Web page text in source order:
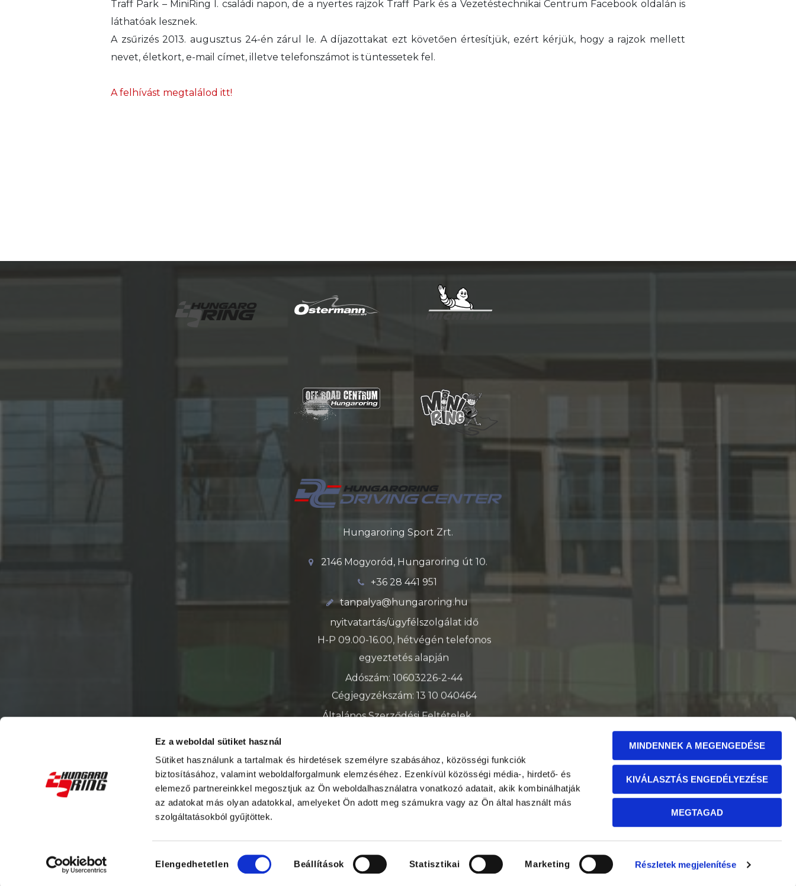
Ez a weboldal sütiket használ
Sütiket használunk a tartalmak és hirdetések személyre szabásához, közösségi funkciók
biztosításához, valamint weboldalforgalmunk elemzéséhez. Ezenkívül közösségi média-, hirdető- és
elemező partnereinkkel megosztjuk az Ön weboldalhasználatra vonatkozó adatait, akik kombinálhatják
az adatokat más olyan adatokkal, amelyeket Ön adott meg számukra vagy az Ön által használt más
szolgáltatásokból gyűjtöttek.
kiválasztása
Elengedhetetlen Beállítások Statisztikai Marketing Részletek megjelenítése
MINDENNEK A MEGENGEDÉSE
KIVÁLASZTÁS ENGEDÉLYEZÉSE
MEGTAGAD
Traff Park – MiniRing I. családi napon, de a nyertes rajzok Traff Park és a Vezetéstechnikai Centrum Facebook oldalán is
láthatóak lesznek.
A zsűrizés 2013. augusztus 24-én zárul le. A díjazottakat ezt követően értesítjük, ezért kérjük, hogy a rajzok mellett
nevet, életkort, e-mail címet, illetve telefonszámot is tüntessetek fel.
A felhívást megtalálod itt!
Hungaroring Sport Zrt.
2146 Mogyoród, Hungaroring út 10.
+36 28 441 951
tanpalya@hungaroring.hu
nyitvatartás/ügyfélszolgálat idő
H-P 09.00-16.00, hétvégén telefonos
egyeztetés alapján
Adószám: 10603226-2-44
Cégjegyzékszám: 13 10 040464
Általános Szerződési Feltételek
© Copyright 2024Minden Jog fenntartva